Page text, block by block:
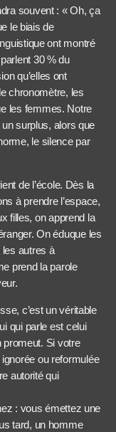
souvent : « Oh, ça
le biais de
ont montré
30 % du
qu’elles ont
chronomètre, les
les femmes. Notre
surplus, alors que
le silence par
de l’école. Dès la
à prendre l’espace,
filles, on apprend la
On éduque les
autres à
prend la parole
c’est un véritable
qui parle est celui
promeut. Si votre
ou reformulée
autorité qui
: vous émettez une
tard, un homme